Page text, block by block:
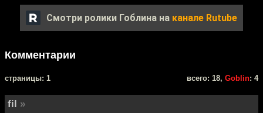
Смотри ролики Гоблина на канале Rutube
Комментарии
cтраницы: 1 всего: 18, Goblin: 4
fil »